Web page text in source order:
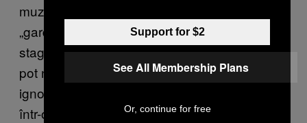
muzeul), și care-o să-i supună pe toți
„gardienii culturii” să treacă prin toate cele 5
stagii ale durerii, până o să accepte că nu-și
pot nega trecutul, oricât ar încerca ei să-l
ignore sau să-l dea sub preș. Sau să-l atace
într-o ultimă încercare disperată de a se auto-
Support for $2
See All Membership Plans
Or, continue for free